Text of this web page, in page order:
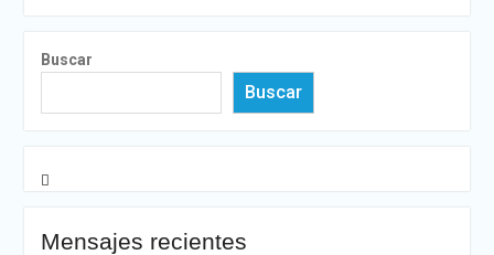
Buscar
Buscar
Mensajes recientes